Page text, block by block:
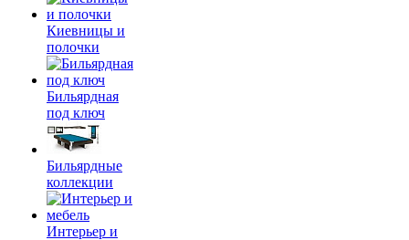
Киевницы и
полочки
Бильярдная
под ключ
Бильярдные
коллекции
Интерьер и